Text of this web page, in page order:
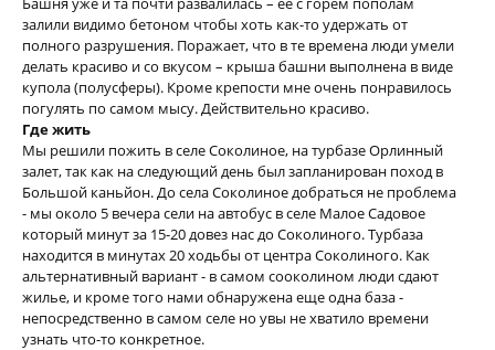
залили видимо бетоном чтобы хоть как-то удержать от
полного разрушения. Поражает, что в те времена люди умели
делать красиво и со вкусом – крыша башни выполнена в виде
купола (полусферы). Кроме крепости мне очень понравилось
погулять по самом мысу. Действительно красиво.
Где жить
Мы решили пожить в селе Соколиное, на турбазе Орлинный
залет, так как на следующий день был запланирован поход в
Большой каньйон. До села Соколиное добраться не проблема
- мы около 5 вечера сели на автобус в селе Малое Садовое
который минут за 15-20 довез нас до Соколиного. Турбаза
находится в минутах 20 ходьбы от центра Соколиного. Как
альтернативный вариант - в самом сооколином люди сдают
жилье, и кроме того нами обнаружена еще одна база -
непосредственно в самом селе но увы не хватило времени
узнать что-то конкретное.